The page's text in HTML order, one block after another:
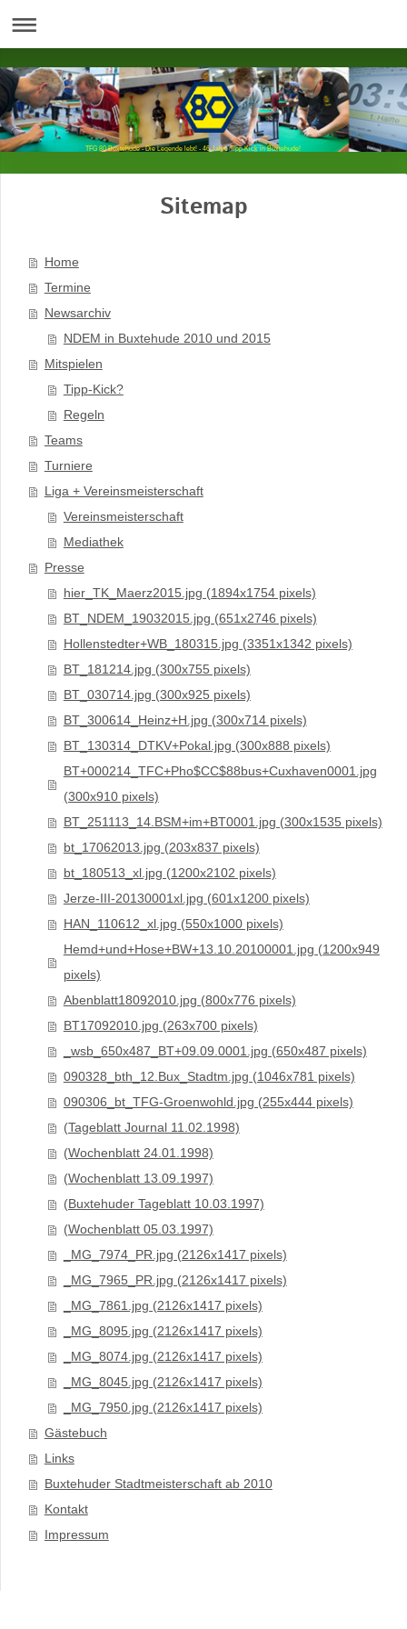
TFG 80 Buxtehude - Die Legende lebt! - 46 Jahre Tipp-Kick in Buxtehude!
Sitemap
Home
Termine
Newsarchiv
NDEM in Buxtehude 2010 und 2015
Mitspielen
Tipp-Kick?
Regeln
Teams
Turniere
Liga + Vereinsmeisterschaft
Vereinsmeisterschaft
Mediathek
Presse
hier_TK_Maerz2015.jpg (1894x1754 pixels)
BT_NDEM_19032015.jpg (651x2746 pixels)
Hollenstedter+WB_180315.jpg (3351x1342 pixels)
BT_181214.jpg (300x755 pixels)
BT_030714.jpg (300x925 pixels)
BT_300614_Heinz+H.jpg (300x714 pixels)
BT_130314_DTKV+Pokal.jpg (300x888 pixels)
BT+000214_TFC+Pho$CC$88bus+Cuxhaven0001.jpg
(300x910 pixels)
BT_251113_14.BSM+im+BT0001.jpg (300x1535 pixels)
bt_17062013.jpg (203x837 pixels)
bt_180513_xl.jpg (1200x2102 pixels)
Jerze-III-20130001xl.jpg (601x1200 pixels)
HAN_110612_xl.jpg (550x1000 pixels)
Hemd+und+Hose+BW+13.10.20100001.jpg (1200x949
pixels)
Abenblatt18092010.jpg (800x776 pixels)
BT17092010.jpg (263x700 pixels)
_wsb_650x487_BT+09.09.0001.jpg (650x487 pixels)
090328_bth_12.Bux_Stadtm.jpg (1046x781 pixels)
090306_bt_TFG-Groenwohld.jpg (255x444 pixels)
(Tageblatt Journal 11.02.1998)
(Wochenblatt 24.01.1998)
(Wochenblatt 13.09.1997)
(Buxtehuder Tageblatt 10.03.1997)
(Wochenblatt 05.03.1997)
_MG_7974_PR.jpg (2126x1417 pixels)
_MG_7965_PR.jpg (2126x1417 pixels)
_MG_7861.jpg (2126x1417 pixels)
_MG_8095.jpg (2126x1417 pixels)
_MG_8074.jpg (2126x1417 pixels)
_MG_8045.jpg (2126x1417 pixels)
_MG_7950.jpg (2126x1417 pixels)
Gästebuch
Links
Buxtehuder Stadtmeisterschaft ab 2010
Kontakt
Impressum